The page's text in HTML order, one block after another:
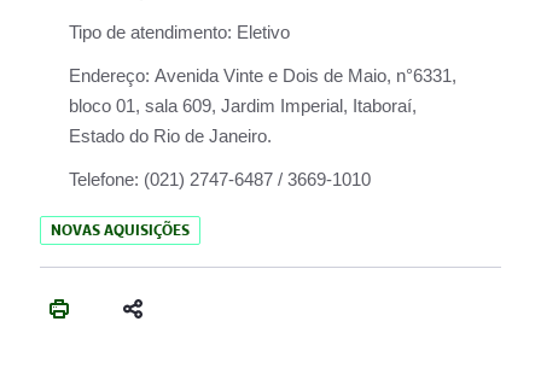
Tipo de atendimento: Eletivo
Endereço: Avenida Vinte e Dois de Maio, n°6331,
bloco 01, sala 609, Jardim Imperial, Itaboraí,
Estado do Rio de Janeiro.
Telefone: (021) 2747-6487 / 3669-1010
NOVAS AQUISIÇÕES